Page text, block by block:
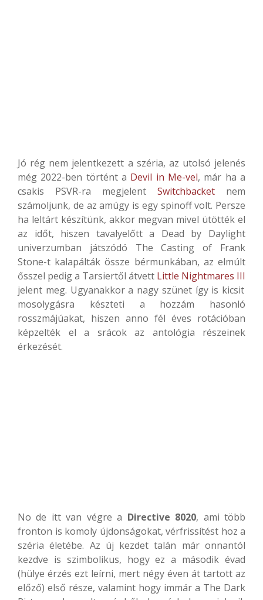
Jó rég nem jelentkezett a széria, az utolsó jelenés
még 2022-ben történt a Devil in Me-vel, már ha a
csakis PSVR-ra megjelent Switchbacket nem
számoljunk, de az amúgy is egy spinoff volt. Persze
ha leltárt készítünk, akkor megvan mivel ütötték el
az időt, hiszen tavalyelőtt a Dead by Daylight
univerzumban játszódó The Casting of Frank
Stone-t kalapálták össze bérmunkában, az elmúlt
ősszel pedig a Tarsiertől átvett Little Nightmares III
jelent meg. Ugyanakkor a nagy szünet így is kicsit
mosolygásra készteti a hozzám hasonló
rosszmájúakat, hiszen anno fél éves rotációban
képzelték el a srácok az antológia részeinek
érkezését.
No de itt van végre a Directive 8020, ami több
fronton is komoly újdonságokat, vérfrissítést hoz a
széria életébe. Az új kezdet talán már onnantól
kezdve is szimbolikus, hogy ez a második évad
(hülye érzés ezt leírni, mert négy éven át tartott az
előző) első része, valamint hogy immár a The Dark